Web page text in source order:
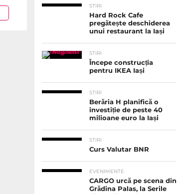
STIRI
Hard Rock Cafe
pregătește deschiderea
unui restaurant la Iași
STIRI
Începe construcția
pentru IKEA Iași
STIRI
Berăria H planifică o
investiție de peste 40
milioane euro la Iași
STIRI
Curs Valutar BNR
EVENIMENTE
CARGO urcă pe scena din
Grădina Palas, la Serile